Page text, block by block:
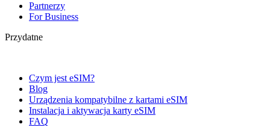
Partnerzy
For Business
Przydatne
Czym jest eSIM?
Blog
Urządzenia kompatybilne z kartami eSIM
Instalacja i aktywacja karty eSIM
FAQ